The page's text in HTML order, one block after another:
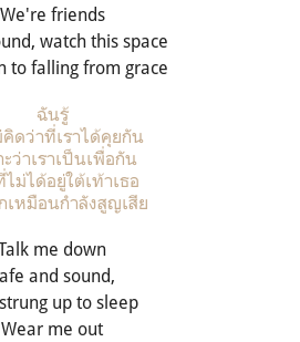
We're friends
watch this space
to falling from grace
ฉันรู้
ดว่าที่เราได้คุยกัน
ะว่าเราเป็นเพื่อกัน
ไม่ได้อยู่ใต้เท้าเธอ
เหมือนกำลังสูญเสีย
me down
and sound,
up to sleep
Wear me out